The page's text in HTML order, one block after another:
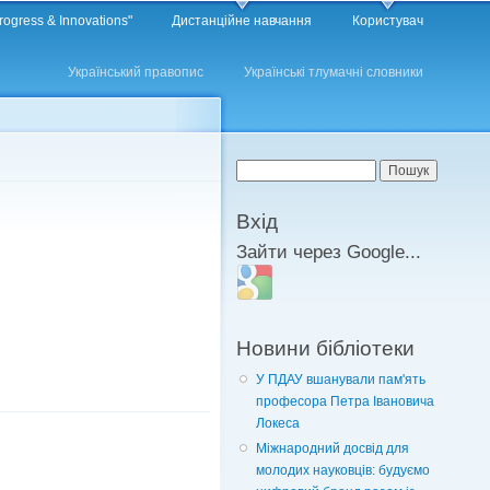
& Innovations" Дистанційне навчання Користувач
Український правопис Українські тлумачні словники
Пошукова форма
Вхід
Зайти через Google...
Login with Google
Новини бібліотеки
У ПДАУ вшанували пам'ять
професора Петра Івановича
Локеса
Міжнародний досвід для
молодих науковців: будуємо